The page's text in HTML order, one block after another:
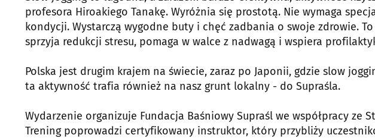
profesora Hiroakiego Tanakę. Wyróżnia się prostotą. Nie wymaga
kondycji. Wystarczą wygodne buty i chęć zadbania o swoje zdrowie.
sprzyja redukcji stresu, pomaga w walce z nadwagą i wspiera
Polska jest drugim krajem na świecie, zaraz po Japonii, gdzie slow
ta aktywność trafia również na nasz grunt lokalny - do Supraśla.
Wydarzenie organizuje Fundacja Baśniowy Supraśl we współpracy ze
Trening poprowadzi certyfikowany instruktor, który przybliży